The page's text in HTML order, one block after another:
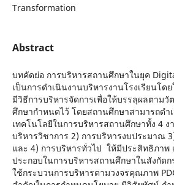
Transformation
Abstract
บทคัดย่อ การบริหารสถานศึกษาในยุค
เป็นการดำเนินงานบริหารงานโรงเรียนโด
มีวิธีการบริหารจัดการเพื่อให้บรรลุผลตาม
ศึกษากำหนดไว้ โดยสถานศึกษาสามารถดำ
เทคโนโลยีในการบริหารสถานศึกษาทั้ง 4 ง
บริหารวิชาการ 2) การบริหารงบประมาณ
และ 4) การบริหารทั่วไป ให้มีประสิทธิภาพ
ประกอบในการบริหารสถานศึกษาในสังกัด
ใช้กระบวนการบริหารตามวงจรคุณภาพ